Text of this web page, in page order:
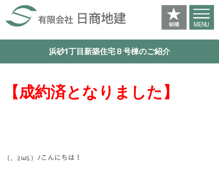
浜砂1丁目新築住宅Ｂ号棟のご紹介
【成約済となりました】
（。≧ω≦）ﾉこんにちは！